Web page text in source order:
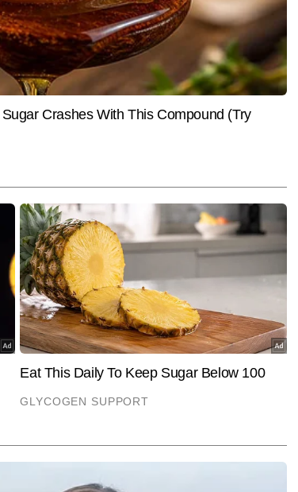
डेस्क पर सीनियर कॉपी एडिटर के रूप में कार्यरत हैं। मीडिया इंडस्ट्री में
मार्केट, टैक्स प्लानिंग और अर्थव्यवस्था से जुड़े विषयों पर मजबूत पकड़
रिचा की विशेषता है—जटिल वित्तीय जानकारियों को सरल, स्पष्ट और
of Article